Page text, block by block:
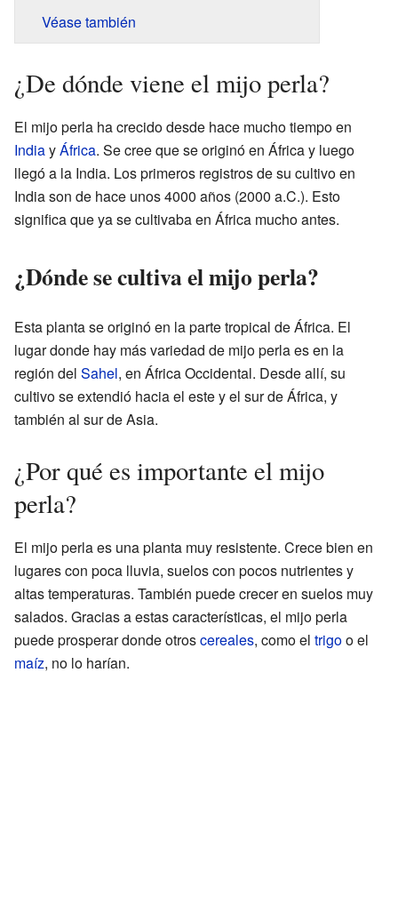
Véase también
¿De dónde viene el mijo perla?
El mijo perla ha crecido desde hace mucho tiempo en
IndiayÁfrica. Se cree que se originó en África y luego
llegó a la India. Los primeros registros de su cultivo en
India son de hace unos 4000 años (2000 a.C.). Esto
significa que ya se cultivaba en África mucho antes.
¿Dónde se cultiva el mijo perla?
Esta planta se originó en la parte tropical de África. El
lugar donde hay más variedad de mijo perla es en la
región del Sahel, en África Occidental. Desde allí, su
cultivo se extendió hacia el este y el sur de África, y
también al sur de Asia.
¿Por qué es importante el mijo
perla?
El mijo perla es una planta muy resistente. Crece bien en
lugares con poca lluvia, suelos con pocos nutrientes y
altas temperaturas. También puede crecer en suelos muy
salados. Gracias a estas características, el mijo perla
puede prosperar donde otroscereales, como el trigoo el
maíz, no lo harían.